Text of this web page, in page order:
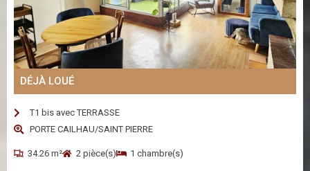
DÉJÀ LOUÉ
T1 bis avec TERRASSE
PORTE CAILHAU/SAINT PIERRE
34.26 m² 2 pièce(s) 1 chambre(s)